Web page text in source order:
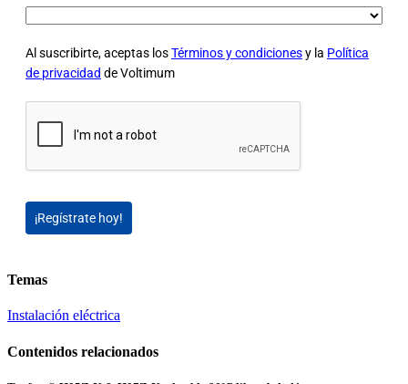
Al suscribirte, aceptas losTérminos y condicionesy la Política
de privacidad de Voltimum
¡Regístrate hoy!
Temas
Instalación eléctrica
Contenidos relacionados